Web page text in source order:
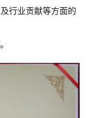
行业贡献等方面的